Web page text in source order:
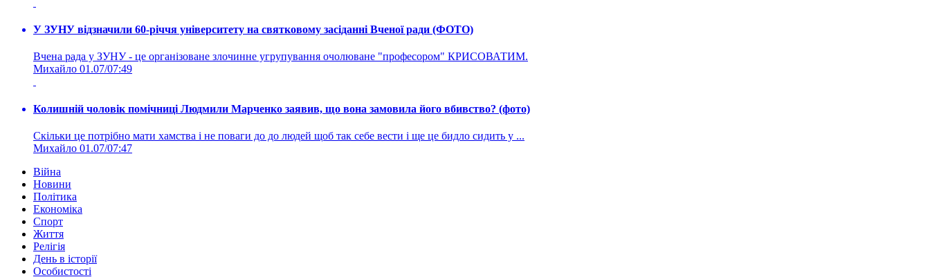
У ЗУНУ відзначили 60-річчя університету на святковому засіданні Вченої ради (ФОТО)
Вчена рада у ЗУНУ - це організоване злочинне угрупування очолюване "професором" КРИСОВАТИМ.
Михайло 01.07/07:49
Колишній чоловік помічниці Людмили Марченко заявив, що вона замовила його вбивство? (фото)
Скільки це потрібно мати хамства і не поваги до до людей щоб так себе вести і ще це бидло сидить у ...
Михайло 01.07/07:47
Війна
Новини
Політика
Економіка
Спорт
Життя
Релігія
День в історії
Особистості